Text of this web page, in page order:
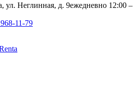
ул. Неглинная, д. 9ежедневно 12:00 –
11-79